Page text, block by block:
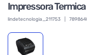
Impressora
lindetecnologia_211753